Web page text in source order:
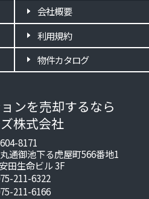
会社概要
利用規約
物件カタログ
ンを売却するなら
株式会社
8171
通御池下る虎屋町566番地1
田生命ビル 3F
211-6322
211-6166